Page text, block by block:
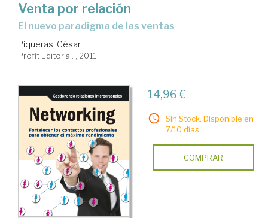
Venta por relación
el nuevo paradigma de las ventas
Piqueras, César
Profit Editorial. , 2011
14,96 €
Sin Stock. Disponible en
7/10 días.
COMPRAR